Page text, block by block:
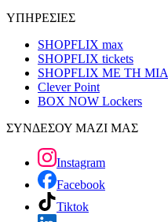
ΥΠΗΡΕΣΙΕΣ
SHOPFLIX max
SHOPFLIX tickets
SHOPFLIX ΜΕ ΤΗ ΜΙΑ
Clever Point
BOX NOW Lockers
ΣΥΝΔΕΣΟΥ ΜΑΖΙ ΜΑΣ
Instagram
Facebook
Tiktok